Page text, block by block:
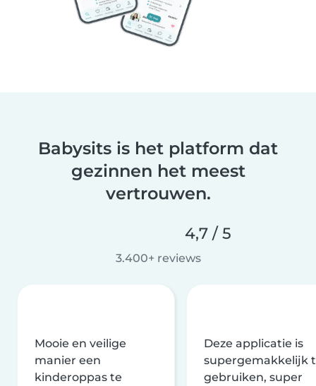
Babysits is het platform dat
gezinnen het meest
vertrouwen.
4,7 / 5
3.400+ reviews
Mooie en veilige
manier een
kinderoppas te
Deze applicatie is
supergemakkelijk
gebruiken, super